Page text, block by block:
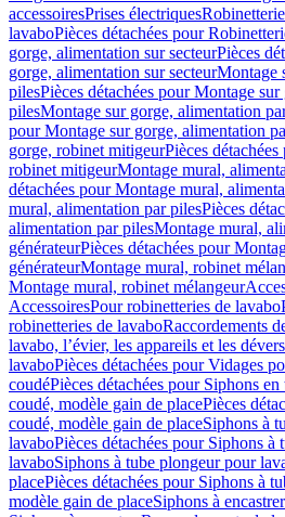
accessoiresPrises électriques
lavaboPièces détachées pour
gorge, alimentation sur secteurPièces
gorge, alimentation sur secteurMontage
pilesPièces détachées pour Montage
pilesMontage sur gorge, alimentation
pour Montage sur gorge, alimentation
gorge, robinet mitigeurPièces
robinet mitigeurMontage mural,
détachées pour Montage mural,
mural, alimentation par pilesPièces
alimentation par pilesMontage mural,
générateurPièces détachées pour
générateurMontage mural, robinet
Montage mural, robinet mélangeur
AccessoiresPour robinetteries de lavabo
robinetteries de lavaboRaccordements
lavabo, l’évier, les appareils et les
lavaboPièces détachées pour Vidages
coudéPièces détachées pour Siphons
coudé, modèle gain de placePièces
coudé, modèle gain de placeSiphons à
lavaboPièces détachées pour Siphons à
lavaboSiphons à tube plongeur pour
placePièces détachées pour Siphons à
modèle gain de placeSiphons à encastrer